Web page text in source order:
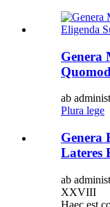
Genera
ab
Plura lege
Genera
Lateres
ab
XXVIII
Haec est